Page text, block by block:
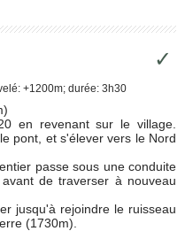
✓
+1200m; durée: 3h30
en revenant sur le village.
pont, et s'élever vers le Nord
passe sous une conduite
de traverser à nouveau
jusqu'à rejoindre le ruisseau
(1730m).